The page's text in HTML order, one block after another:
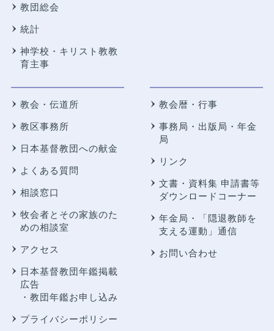
教団総会
統計
神学校・キリスト教教
育主事
教会・伝道所
教区事務所
日本基督教団への献金
よくある質問
相談窓口
牧会者とその家族のた
めの相談室
アクセス
日本基督教団年鑑掲載
広告
・教団年鑑お申し込み
プライバシーポリシー
教会暦・行事
事務局・出版局・年金
局
リンク
文書・資料集 申請書等
ダウンロードコーナー
年金局・
「隠退教師を
支える運動」通信
お問い合わせ